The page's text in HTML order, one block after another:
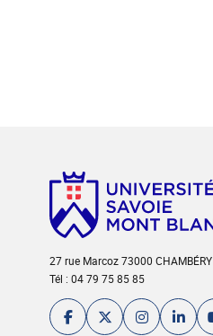
27 rue Marcoz 73000 CHAMBÉRY
Tél : 04 79 75 85 85